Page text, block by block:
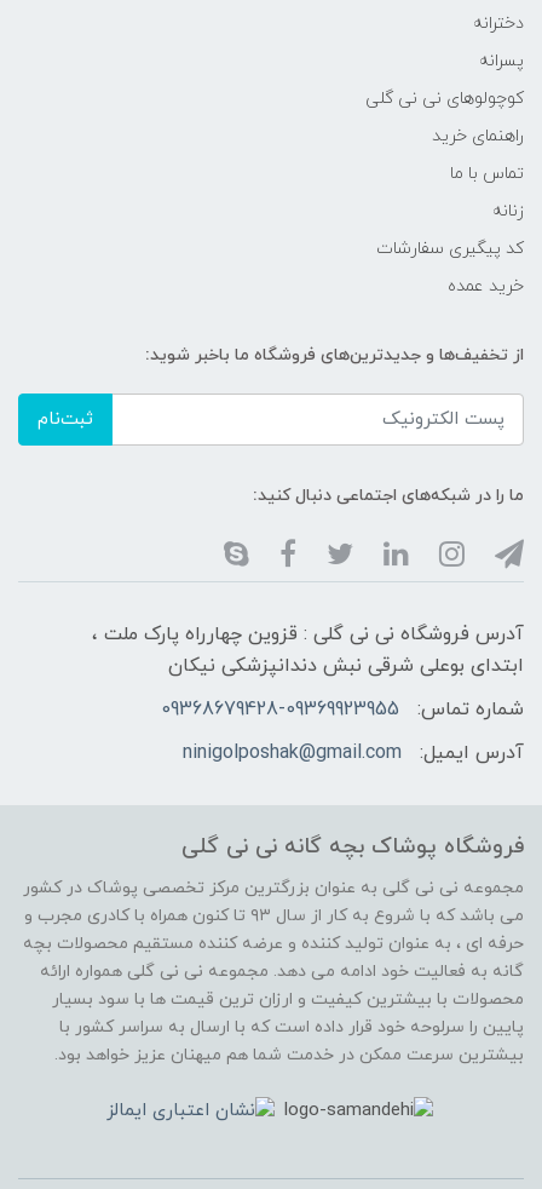
دخترانه
پسرانه
کوچولوهای نی نی گلی
راهنمای خرید
تماس با ما
زنانه
کد پیگیری سفارشات
خرید عمده
از تخفیف‌ها و جدیدترین‌های فروشگاه ما باخبر شوید:
ثبت‌نام
ما را در شبکه‌های اجتماعی دنبال کنید:
آدرس فروشگاه نی نی گلی : قزوین چهارراه پارک ملت ،
ابتدای بوعلی شرقی نبش دندانپزشکی نیکان
شماره تماس:
09368679428-09369923955
آدرس ایمیل:
ninigolposhak@gmail.com
فروشگاه پوشاک بچه گانه نی نی گلی
مجموعه نی نی گلی به عنوان بزرگترین مرکز تخصصی پوشاک در کشور
می باشد که با شروع به کار از سال ۹۳ تا کنون همراه با کادری مجرب و
حرفه ای ، به عنوان تولید کننده و عرضه کننده مستقیم محصولات بچه
گانه به فعالیت خود ادامه می دهد. مجموعه نی نی گلی همواره ارائه
محصولات با بیشترین کیفیت و ارزان ترین قیمت ها با سود بسیار
پایین را سرلوحه خود قرار داده است که با ارسال به سراسر کشور با
بیشترین سرعت ممکن در خدمت شما هم میهنان عزیز خواهد بود.